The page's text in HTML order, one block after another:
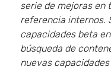
serie de mejoras en
referencia internos.
capacidades beta
búsqueda de
nuevas